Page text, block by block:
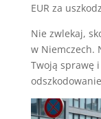
EUR za
Nie zwlekaj,
w Niemczech.
Twoją sprawę